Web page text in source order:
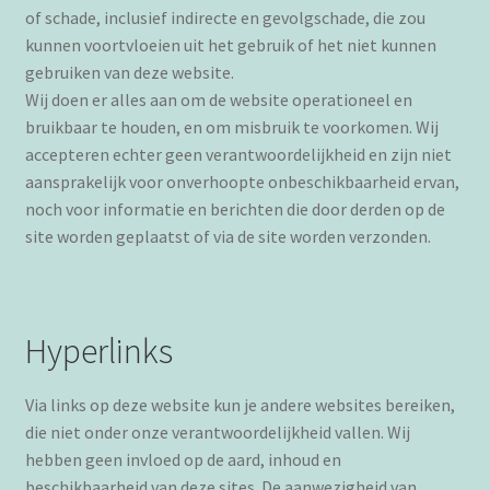
of schade, inclusief indirecte en gevolgschade, die zou
kunnen voortvloeien uit het gebruik of het niet kunnen
gebruiken van deze website.
Wij doen er alles aan om de website operationeel en
bruikbaar te houden, en om misbruik te voorkomen. Wij
accepteren echter geen verantwoordelijkheid en zijn niet
aansprakelijk voor onverhoopte onbeschikbaarheid ervan,
noch voor informatie en berichten die door derden op de
site worden geplaatst of via de site worden verzonden.
Hyperlinks
Via links op deze website kun je andere websites bereiken,
die niet onder onze verantwoordelijkheid vallen. Wij
hebben geen invloed op de aard, inhoud en